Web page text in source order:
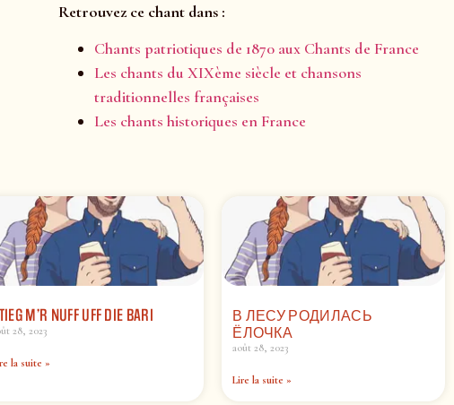
Retrouvez ce chant dans :
Chants patriotiques de 1870 aux Chants de France
Les chants du XIXème siècle et chansons
traditionnelles françaises
Les chants historiques en France
M’R NUFF UFF DIE BARI
28, 2023
la suite »
В ЛЕСУ РОДИЛАСЬ
ЁЛОЧКА
août 28, 2023
Lire la suite »